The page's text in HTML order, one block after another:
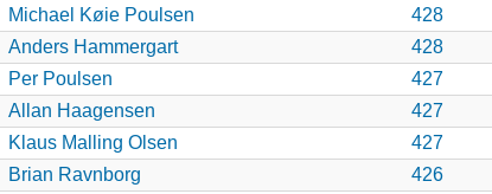
Michael Køie Poulsen 428
Anders Hammergart 428
Per Poulsen 427
Allan Haagensen 427
Klaus Malling Olsen 427
Brian Ravnborg 426